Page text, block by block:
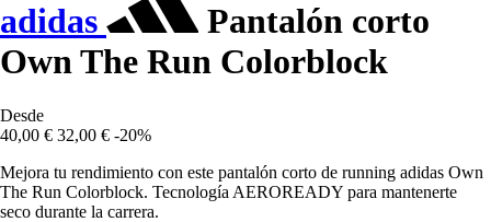
adidas
Pantalón corto
Own The Run Colorblock
Desde
40,00 € 32,00 € -20%
Mejora tu rendimiento con este pantalón corto de running adidas Own
The Run Colorblock. Tecnología AEROREADY para mantenerte
seco durante la carrera.